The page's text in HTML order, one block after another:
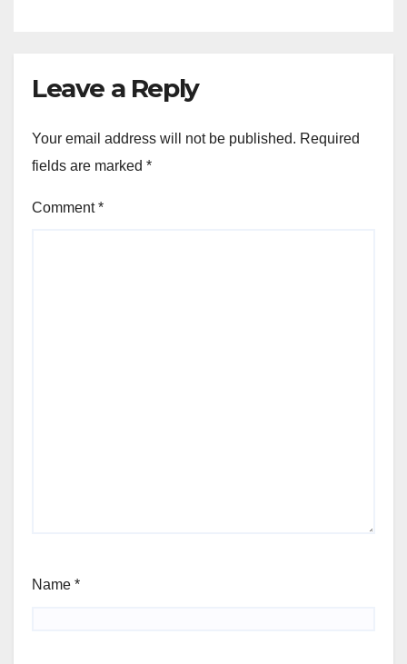
Leave a Reply
Your email address will not be published. Required
fields are marked *
Comment*
Name *